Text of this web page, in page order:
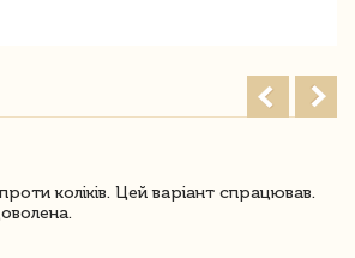
коліків. Цей варіант спрацював.